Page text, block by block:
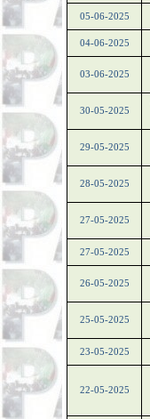
05-06-2025
04-06-2025
03-06-2025
30-05-2025
29-05-2025
28-05-2025
27-05-2025
27-05-2025
26-05-2025
25-05-2025
23-05-2025
22-05-2025